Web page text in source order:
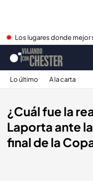
Los lugares donde mejor
Lo último A la carta
¿Cuál fue la
Laporta ante
final de la